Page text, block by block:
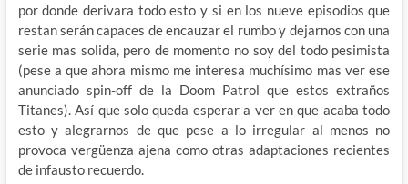
por donde derivara todo esto y si en los nueve episodios que
restan serán capaces de encauzar el rumbo y dejarnos con una
serie mas solida, pero de momento no soy del todo pesimista
(pese a que ahora mismo me interesa muchísimo mas ver ese
anunciado spin-off de la Doom Patrol que estos extraños
Titanes). Así que solo queda esperar a ver en que acaba todo
esto y alegrarnos de que pese a lo irregular al menos no
provoca vergüenza ajena como otras adaptaciones recientes
de infausto recuerdo.